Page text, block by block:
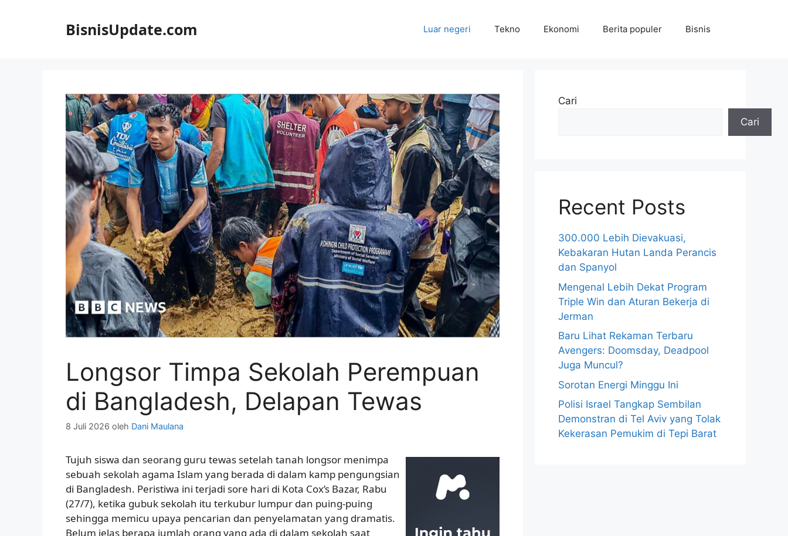
BisnisUpdate.com Luar negeri Tekno Ekonomi Berita populer Bisnis
Longsor Timpa Sekolah Perempuan
di Bangladesh, Delapan Tewas
8 Juli 2026 oleh Dani Maulana
Tujuh siswa dan seorang guru tewas setelah tanah longsor menimpa
sebuah sekolah agama Islam yang berada di dalam kamp pengungsian
di Bangladesh. Peristiwa ini terjadi sore hari di Kota Cox’s Bazar, Rabu
(27/7), ketika gubuk sekolah itu terkubur lumpur dan puing-puing
sehingga memicu upaya pencarian dan penyelamatan yang dramatis.
Belum jelas berapa jumlah orang yang ada di dalam sekolah saat
Cari
Cari
Recent Posts
300.000 Lebih Dievakuasi,
Kebakaran Hutan Landa Perancis
dan Spanyol
Mengenal Lebih Dekat Program
Triple Win dan Aturan Bekerja di
Jerman
Baru Lihat Rekaman Terbaru
Avengers: Doomsday, Deadpool
Juga Muncul?
Sorotan Energi Minggu Ini
Polisi Israel Tangkap Sembilan
Demonstran di Tel Aviv yang Tolak
Kekerasan Pemukim di Tepi Barat